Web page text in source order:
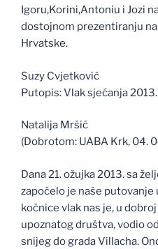
Igoru,Korini,Antoniu i Jozi
dostojnom prezentiranju
Hrvatske.
Suzy Cvjetković
Putopis: Vlak sjećanja 2013.
Natalija Mršić
(Dobrotom: UABA Krk, 04.
Dana 21. ožujka 2013. sa
započelo je naše
kočnice vlak nas je, u
upoznatog društva, vodio
snijeg do grada Villacha.